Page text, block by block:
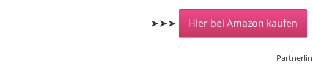
➤➤➤ Hier bei Amazon kaufen